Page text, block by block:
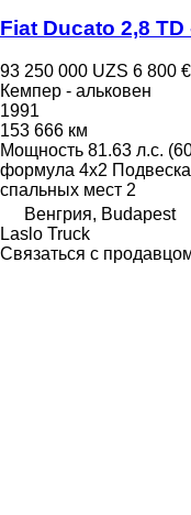
Fiat Ducato 2,8
93 250 000 UZS 6 800 €
Кемпер - альковен
1991
153 666 км
Мощность 81.63 л.с.
формула 4x2 Подвеска
спальных мест 2
Венгрия, Budapest
Laslo Truck
Связаться с